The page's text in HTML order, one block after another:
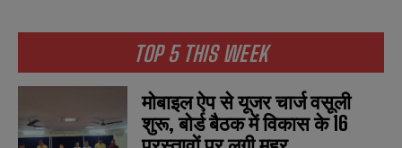
TOP 5 THIS WEEK
मोबाइल ऐप से यूजर चार्ज वसूली
शुरू, बोर्ड बैठक में विकास के 16